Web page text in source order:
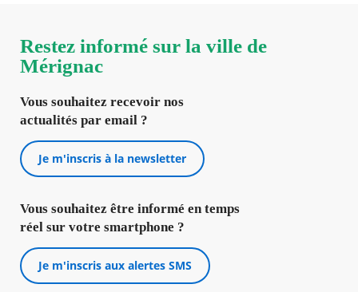
Restez informé sur la ville de
Mérignac
Vous souhaitez recevoir nos
actualités par email ?
Je m'inscris à la newsletter
Vous souhaitez être informé en temps
réel sur votre smartphone ?
Je m'inscris aux alertes SMS